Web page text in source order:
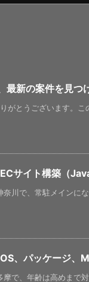
新の案件を見つ
がとうございます。こ
サイト構築（
川で、常駐メインに
、パッケージ、
で、年齢は高めまで